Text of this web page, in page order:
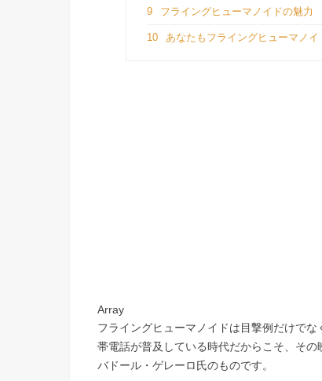
9 フライングヒューマノイドの魅力
10 あなたもフライングヒューマノ
Array
フライングヒューマノイドは目撃例だけで
帯電話が普及している時代だからこそ、そ
バドール・ゲレーロ氏のものです。